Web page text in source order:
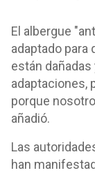
El albergue
adaptado para
están
adaptaciones,
porque
añadió.
Las
han